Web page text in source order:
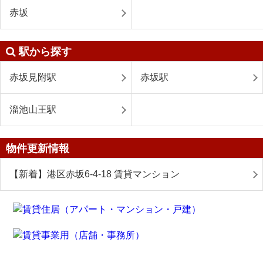
赤坂
駅から探す
赤坂見附駅 赤坂駅
溜池山王駅
物件更新情報
【新着】港区赤坂6-4-18 賃貸マンション